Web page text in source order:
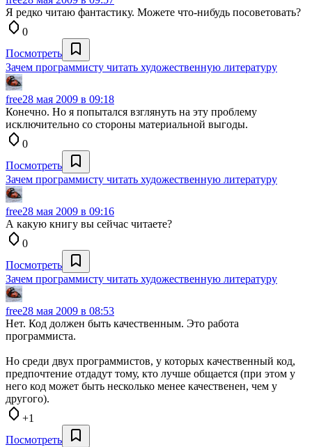
Я редко читаю фантастику. Можете что-нибудь посоветовать?
0
Посмотреть
Зачем программисту читать художественную литературу
free28 мая 2009 в 09:18
Конечно. Но я попытался взглянуть на эту проблему
исключительно со стороны материальной выгоды.
0
Посмотреть
Зачем программисту читать художественную литературу
free28 мая 2009 в 09:16
А какую книгу вы сейчас читаете?
0
Посмотреть
Зачем программисту читать художественную литературу
free28 мая 2009 в 08:53
Нет. Код должен быть качественным. Это работа
программиста.
Но среди двух программистов, у которых качественный код,
предпочтение отдадут тому, кто лучше общается (при этом у
него код может быть несколько менее качественен, чем у
другого).
+1
Посмотреть